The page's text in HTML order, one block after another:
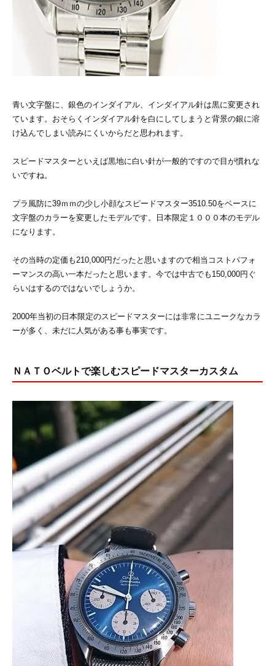
青い文字盤に、銀色のインダイアル、インダイアル針は黒に変更され
ています。おそらくインダイアル針を白にしてしまうと背景の銀に溶
け込んでしまい読みにくいからだと思われます。
スピードマスターといえば黒地に白い針が一般的ですので目が慣れな
いですね。
プラ風防に39ｍｍの少し小顔なスピードマスター3510.50をベースに
文字盤のカラーを変更したモデルです。日本限定１０００本のモデル
になります。
その当時の定価も210,000円だったと思いますので相当コストパフォ
ーマンスの高い一本だったと思います。今では中古でも150,000円ぐ
らいはするのではないでしょうか。
2000年当初の日本限定のスピードマスターには非常にユニークなカラ
ーが多く、未だに人気がある事も事実です。
ＮＡＴＯベルトで楽しむスピードマスターカスタム